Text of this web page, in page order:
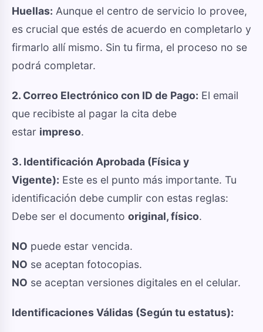
Huellas: Aunque el centro de servicio lo provee,
es crucial que estés de acuerdo en completarlo y
firmarlo allí mismo. Sin tu firma, el proceso no se
podrá completar.
2. Correo Electrónico con ID de Pago: El email
que recibiste al pagar la cita debe
estar impreso.
3. Identificación Aprobada (Física y
Vigente): Este es el punto más importante. Tu
identificación debe cumplir con estas reglas:
Debe ser el documento original, físico.
NO puede estar vencida.
NO se aceptan fotocopias.
NO se aceptan versiones digitales en el celular.
Identificaciones Válidas (Según tu estatus):